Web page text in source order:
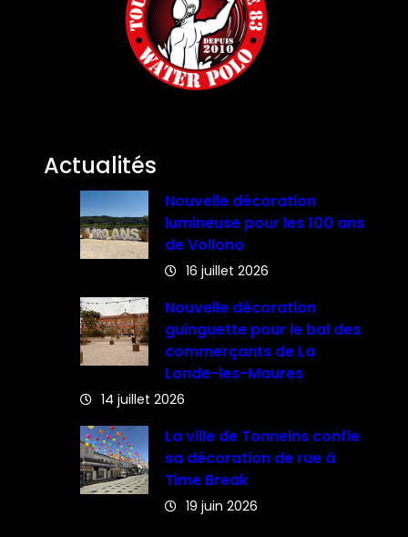
Actualités
Nouvelle décoration
lumineuse pour les 100 ans
de Vollono
16 juillet 2026
Nouvelle décoration
guinguette pour le bal des
commerçants de La
Londe-les-Maures
14 juillet 2026
La ville de Tonneins confie
sa décoration de rue à
Time Break
19 juin 2026